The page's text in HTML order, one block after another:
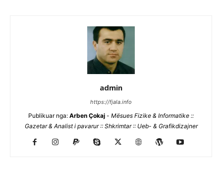
admin
https://fjala.info
Publikuar nga: Arben Çokaj - Mësues Fizike & Informatike ::
Gazetar & Analist i pavarur :: Shkrimtar :: Ueb- & Grafikdizajner